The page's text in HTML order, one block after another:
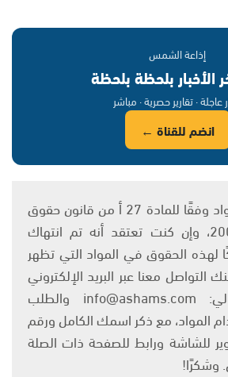
إذاعة الشمس
الأخبار بلحظة بلحظة
عاجلة · تقارير حصرية · مباشر
انضم للقناة ←
يتم الاستخدام المواد وفقًا للمادة 27 أ من قانون حقوق
التأليف والنشر 2007، وإن كنت تعتقد أنه تم انتهاك
الحقوق في المواد التي تظهر
معنا عبر البريد الإلكتروني
على العنوان التالي: info@ashams.com والطلب
المواد، مع ذكر اسمك الكامل ورقم
للشاشة ورابط للصفحة ذات الصلة